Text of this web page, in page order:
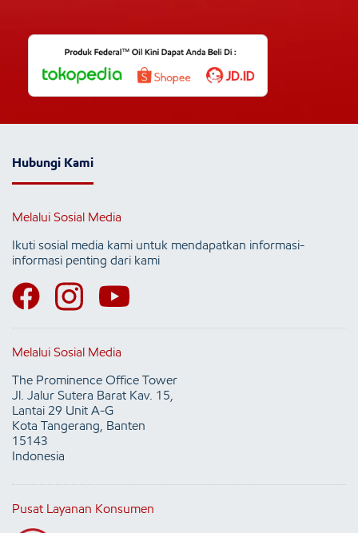
Hubungi Kami
Melalui Sosial Media
Ikuti sosial media kami untuk mendapatkan informasi-
informasi penting dari kami
Melalui Sosial Media
The Prominence Office Tower
Jl. Jalur Sutera Barat Kav. 15,
Lantai 29 Unit A-G
Kota Tangerang, Banten
15143
Indonesia
Pusat Layanan Konsumen